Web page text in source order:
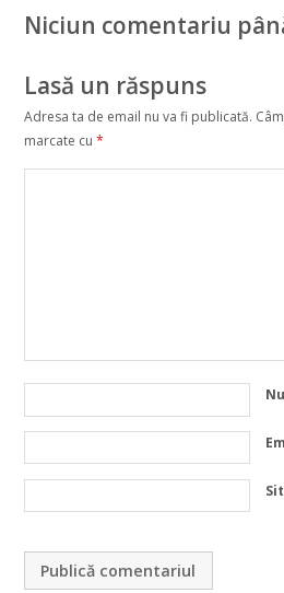
Niciun comentariu
Lasă un răspuns
Adresa ta de email nu va fi publicată.
marcate cu *